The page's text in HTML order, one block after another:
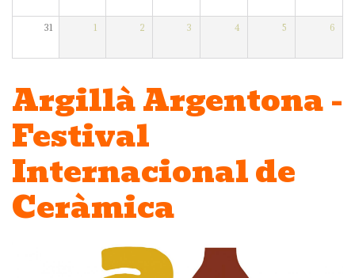
31 1 2 3 4 5 6
Argillà Argentona -
Festival
Internacional de
Ceràmica